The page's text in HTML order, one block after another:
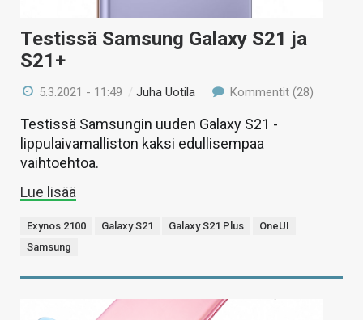
Testissä Samsung Galaxy S21 ja
S21+
5.3.2021 - 11:49 /Juha Uotila Kommentit (28)
Testissä Samsungin uuden Galaxy S21 -
lippulaivamalliston kaksi edullisempaa
vaihtoehtoa.
Lue lisää
Exynos 2100 Galaxy S21 Galaxy S21 Plus
OneUI
Samsung